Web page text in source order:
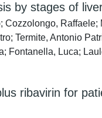
by stages of
Termite, Antonio
Luca;
ribavirin for